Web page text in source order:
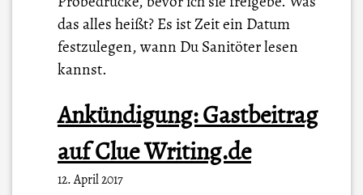
das alles heißt? Es ist Zeit ein Datum
festzulegen, wann Du Sanitöter lesen
kannst.
Ankündigung: Gastbeitrag
auf Clue Writing.de
12. April 2017